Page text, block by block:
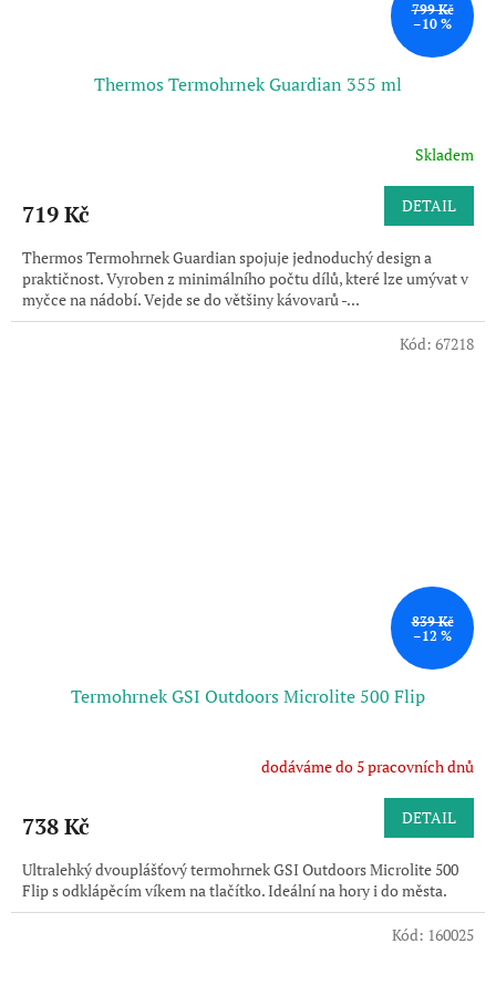
799 Kč
–10 %
Thermos Termohrnek Guardian 355 ml
Skladem
719 Kč DETAIL
Thermos Termohrnek Guardian spojuje jednoduchý design a
praktičnost. Vyroben z minimálního počtu dílů, které lze umývat v
myčce na nádobí. Vejde se do většiny kávovarů -...
839 Kč
–12 %
Termohrnek GSI Outdoors Microlite 500 Flip
dodáváme do 5 pracovních dnů
738 Kč DETAIL
Ultralehký dvouplášťový termohrnek GSI Outdoors Microlite 500
Flip s odklápěcím víkem na tlačítko. Ideální na hory i do města.
Kód: 67218
Kód: 160025